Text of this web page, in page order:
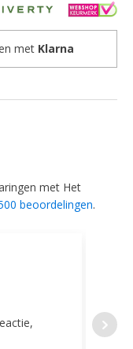
met Klarna
met Het
beoordelingen.
door